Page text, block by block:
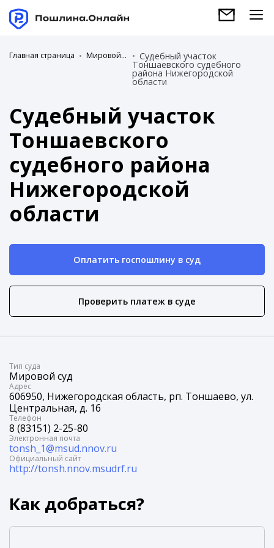
Главная страница Мировой суд Судебный участок
Тоншаевского судебного
района Нижегородской
области
Судебный участок
Тоншаевского
судебного района
Нижегородской
области
Оплатить госпошлину в суд
Проверить платеж в суде
Tип суда
Мировой суд
Адрес
606950, Нижегородская область, рп. Тоншаево, ул.
Центральная, д. 16
Телефон
8 (83151) 2-25-80
Электронная почта
tonsh_1@msud.nnov.ru
Официальный сайт
http://tonsh.nnov.msudrf.ru
Как добраться?